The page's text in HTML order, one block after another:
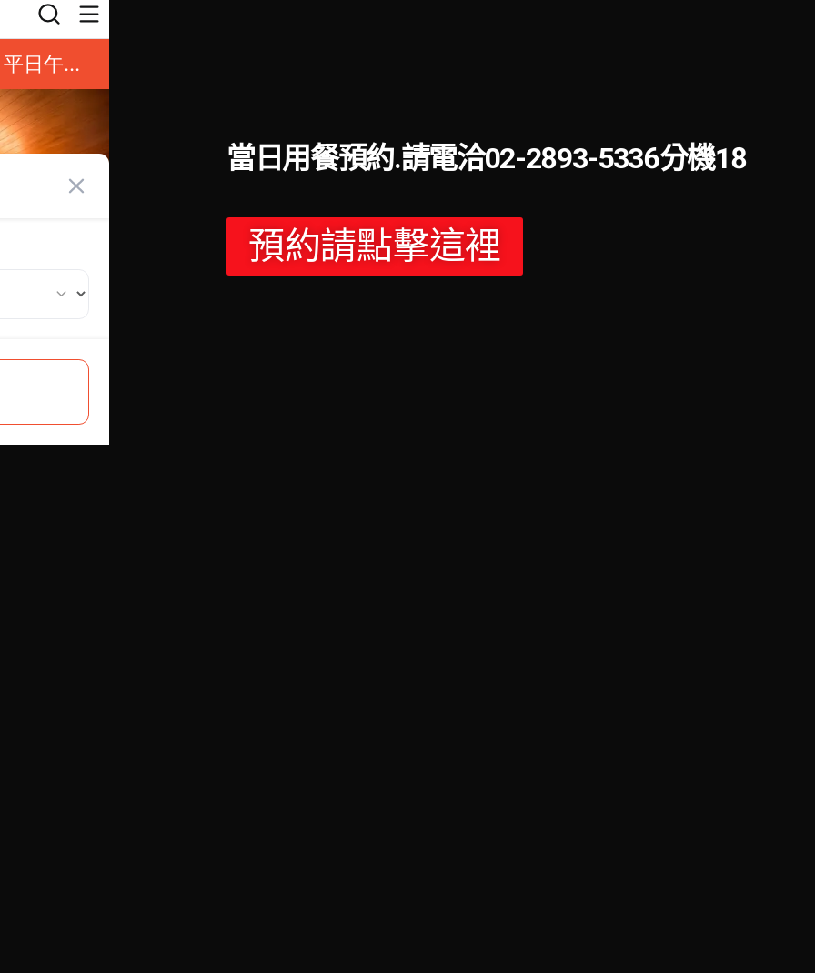
當日用餐預約.請電洽02-2893-5336分機18
預約請點擊這裡